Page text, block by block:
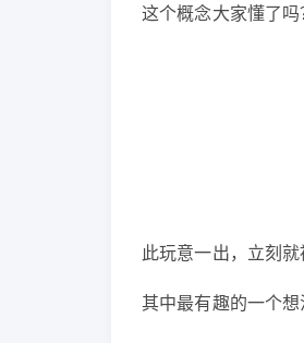
这个概念大家懂了吗
此玩意一出，立刻就
其中最有趣的一个想